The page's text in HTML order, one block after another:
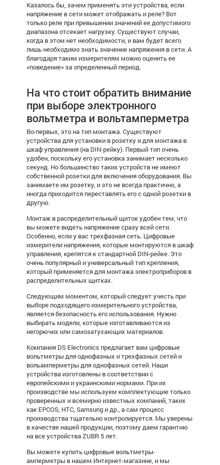
Казалось бы, зачем применять эти устройства, если
напряжение в сети может отображать и реле? Вот
только реле при превышении значений ее допустимого
диапазона отсекает нагрузку. Существуют случаи,
когда в этом нет необходимости, и вам будет всего
лишь необходимо знать значение напряжения в сети. А
благодаря таким измерителям можно оценить ее
«поведение» за определенный период.
На что стоит обратить внимание
при выборе электронного
вольтметра и вольтамперметра
Во-первых, это на тип монтажа. Существуют
устройства для установки в розетку и для монтажа в
шкаф управления (на DIN-рейку). Первый тип очень
удобен, поскольку его установка занимает несколько
секунд. Но большинство таких устройств не имеют
собственной розетки для включения оборудования. Вы
занимаете им розетку, и это не всегда практично, а
иногда приходится переставлять его с одной розетки в
другую.
Монтаж в распределительный щиток удобен тем, что
вы можете видеть напряжение сразу всей сети.
Особенно, если у вас трехфазная сеть. Цифровые
измерители напряжения, которые монтируются в шкаф
управления, крепятся к стандартной DIN-рейке. Это
очень популярный и универсальный тип крепления,
который применяется для монтажа электроприборов в
распределительных щитках.
Следующим моментом, который следует учесть при
выборе подходящего измерительного устройства,
является безопасность его использования. Нужно
выбирать модели, которые изготавливаются из
негорючих или самозатухающих материалов.
Компания DS Electronics предлагает вам цифровые
вольтметры для однофазных и трехфазных сетей и
вольамперметры для однофазных сетей. Наши
устройства изготовлены в соответствии с
европейскими и украинскими нормами. При их
производстве мы используем комплектующие только
проверенных и всемирно известных компаний, таких
как EPCOS, HTC, Samsung и др., а сам процесс
производства тщательно контролируется. Мы уверены
в качестве нашей продукции, поэтому даем гарантию
на все устройства ZUBR 5 лет.
Вы можете купить цифровые вольтметры-
амперметры в нашем Интернет-магазине, и мы